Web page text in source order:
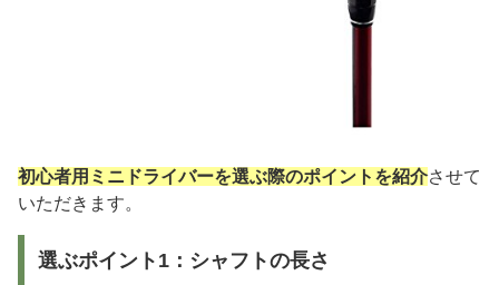
初心者用ミニドライバーを選ぶ際のポイントを紹介させて
いただきます。
選ぶポイント1：シャフトの長さ